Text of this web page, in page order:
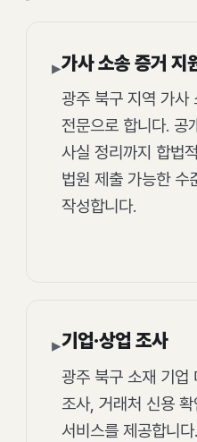
▸가사 소송 증거 지
광주 북구 지역 가사
전문으로 합니다. 공
사실 정리까지 합법
법원 제출 가능한 수
작성합니다.
▸기업·상업 조사
광주 북구 소재 기업
조사, 거래처 신용
서비스를 제공합니